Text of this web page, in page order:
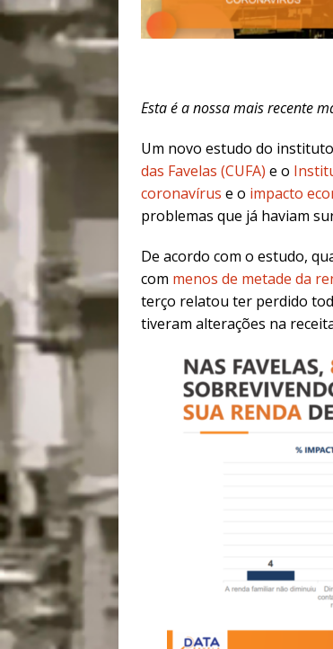
Esta é a nossa mais recente
Um novo estudo do
das Favelas (CUFA) e o
coronavírus e o impacto
problemas que já haviam
De acordo com o estudo,
com menos de metade da
terço relatou ter perdido
tiveram alterações na